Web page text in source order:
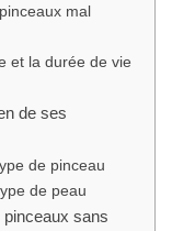
mal
et la durée de vie
de ses
de pinceau
de peau
sans